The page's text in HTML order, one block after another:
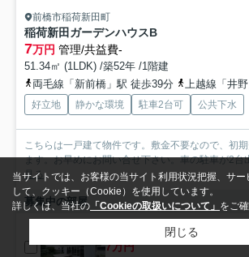
前橋市稲荷新田町
稲荷新田ガーデンハウスB
7万円 管理/共益費-
51.34㎡ (1LDK) /築52年 /1階建
両毛線「新前橋」駅 徒歩39分
上越線「井
好立地 静かな環境 駐車2台可 公共下水
こちらは一戸建て物件です。敷金不要なので、初
ます。お早めにお問い合せ下さい。車の駐車が2台
見る
募集中の部屋
7万円
当サイトでは、お客様の当サイト利用状況把握、サー
して、クッキー（Cookie）を使用しています。
詳しくは、当社の 「Cookieの取扱いについて」 をご
閉じる